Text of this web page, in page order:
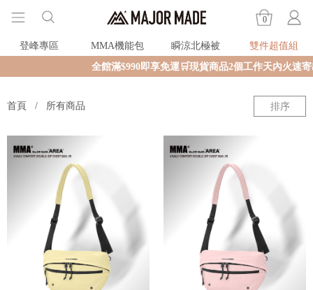
0
登峰專區 MMA機能包 瞬涼北極被
雙件超值組
全館滿$990即享免運🛒現貨商品2個工作天內火速寄
首頁 所有商品 排序